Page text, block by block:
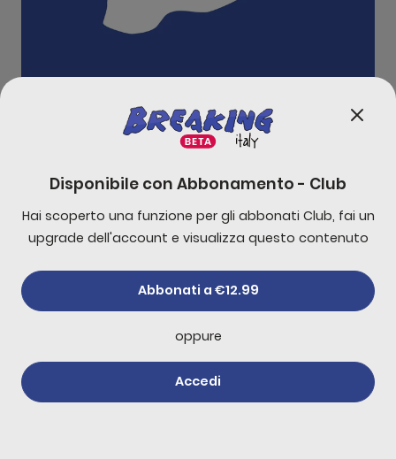
non si capisce più niente, Trump, l’Iran e
-10 s +30s
Disponibile con Abbonamento - Club
Hai scoperto una funzione per gli abbonati Club, fai un
upgrade dell'account e visualizza questo contenuto
Abbonati a €12.99
oppure
Accedi